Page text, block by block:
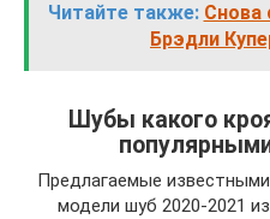
Читайте также: Снова
Брэдли
Шубы какого
Предлагаемые
модели шуб 2020-2021